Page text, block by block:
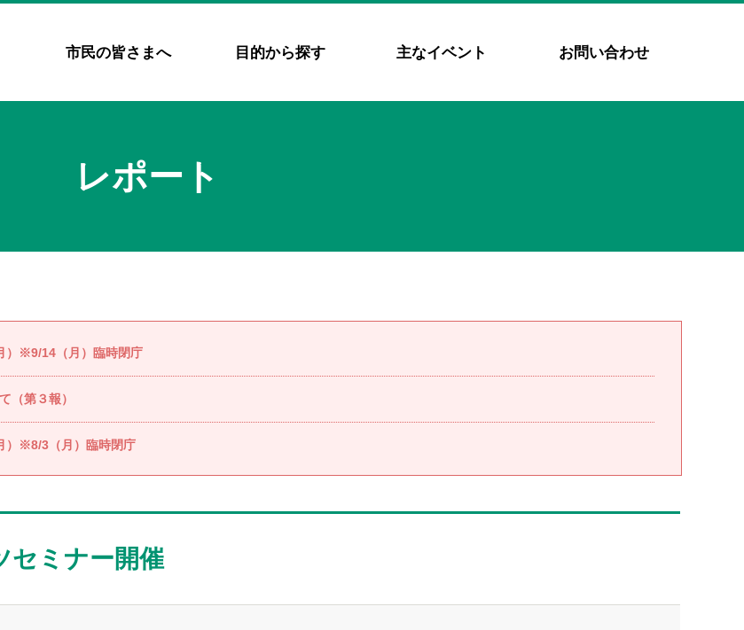
市民の皆さまへ 目的から探す 主なイベント お問い合わせ
レポート
）※9/14（月）臨時閉庁
（第３報）
）※8/3（月）臨時閉庁
ミナー開催